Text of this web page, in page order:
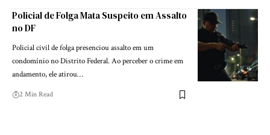
Policial de Folga Mata Suspeito em Assalto
no DF
Policial civil de folga presenciou assalto em um
condomínio no Distrito Federal. Ao perceber o crime em
andamento, ele atirou…
2 Min Read